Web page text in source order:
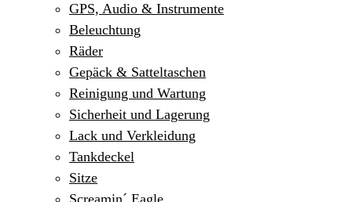
GPS, Audio & Instrumente
Beleuchtung
Räder
Gepäck & Satteltaschen
Reinigung und Wartung
Sicherheit und Lagerung
Lack und Verkleidung
Tankdeckel
Sitze
Screamin´ Eagle